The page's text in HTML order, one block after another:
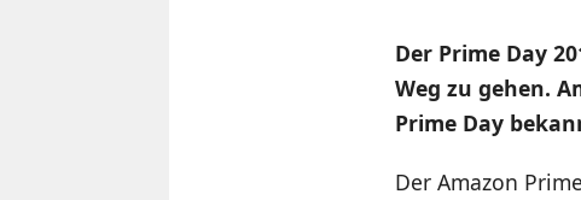
Der Prime Day
Weg zu gehen.
Prime Day
Der Amazon